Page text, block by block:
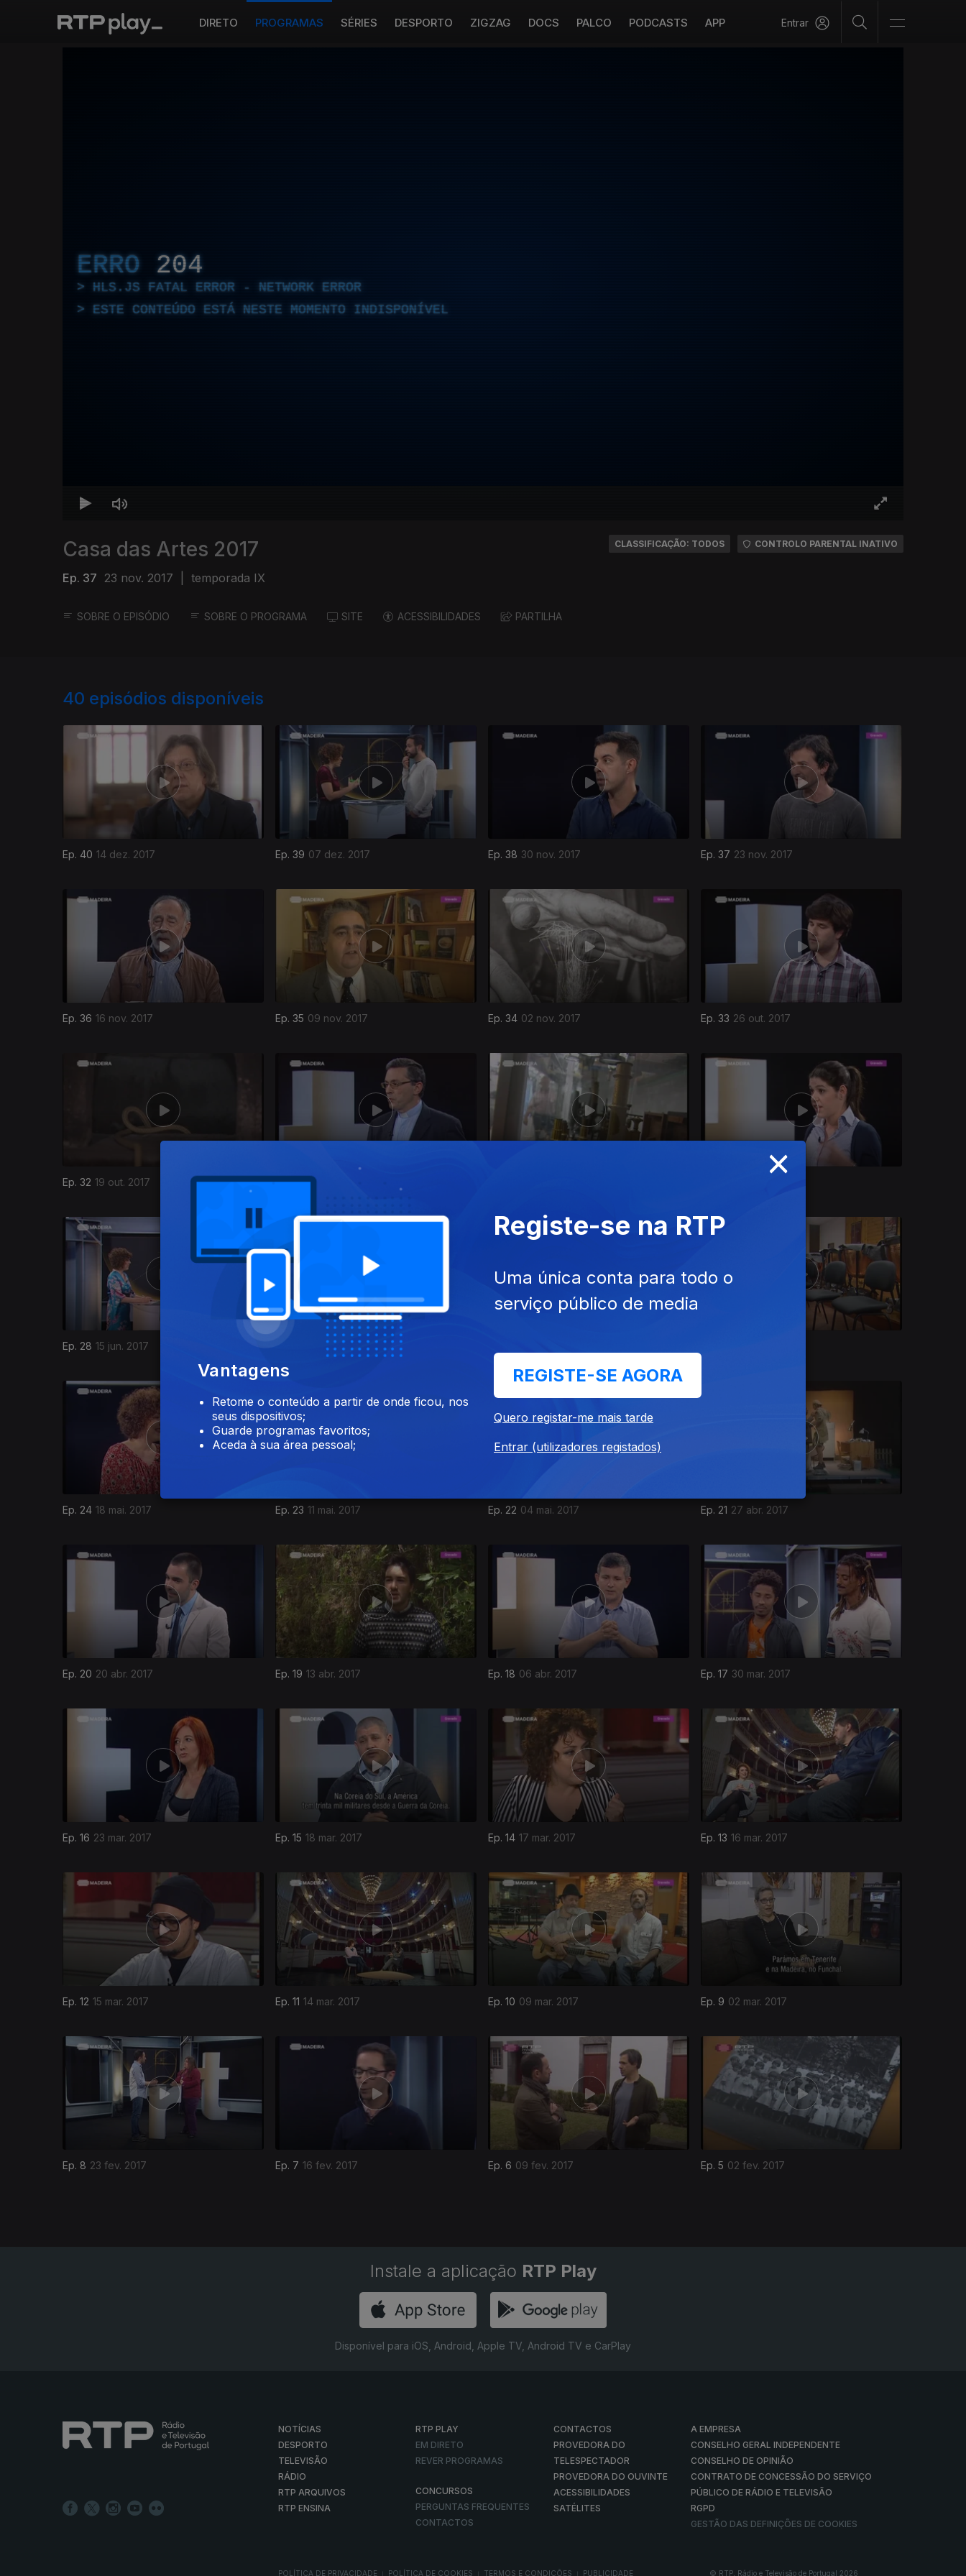
DIRETO PROGRAMAS SÉRIES DESPORTO ZIGZAG DOCS PALCO PODCASTS APP Entrar
ERRO 204
HLS.JS FATAL ERROR - NETWORK ERROR
ESTE CONTEÚDO ESTÁ NESTE MOMENTO INDISPONÍVEL
Casa das Artes 2017
Ep. 37 23 nov. 2017 temporada IX
CLASSIFICAÇÃO: TODOS CONTROLO PARENTAL INATIVO
SOBRE O EPISÓDIO SOBRE O PROGRAMA SITE ACESSIBILIDADES PARTILHA
40 episódios disponíveis
Ep. 40 14 dez. 2017 Ep. 39 07 dez. 2017 Ep. 38 30 nov. 2017 Ep. 37 23 nov. 2017
Ep. 36 16 nov. 2017 Ep. 35 09 nov. 2017 Ep. 34 02 nov. 2017 Ep. 33 26 out. 2017
Ep. 32 19 out. 2017 Ep. 31 12 out. 2017
294878
Ep. 28 15 jun. 2017 08 jun. 2017
Ep. 24 18 mai. 2017 Ep. 23 11 mai. 2017 Ep. 22 04 mai. 2017 Ep. 21 27 abr. 2017
Ep. 20 20 abr. 2017 Ep. 19 13 abr. 2017 Ep. 18 06 abr. 2017 Ep. 17 30 mar. 2017
281376
Ep. 16 23 mar. 2017 Ep. 15 18 mar. 2017 Ep. 14 17 mar. 2017 Ep. 13 16 mar. 2017
Ep. 12 15 mar. 2017 Ep. 11 14 mar. 2017 Ep. 10 09 mar. 2017 Ep. 9 02 mar. 2017
Ep. 8 23 fev. 2017 Ep. 7 16 fev. 2017 Ep. 6 09 fev. 2017 Ep. 5 02 fev. 2017
271817
Instale a aplicação RTP Play
Disponível para iOS, Android, Apple TV, Android TV e CarPlay
NOTÍCIAS
DESPORTO
TELEVISÃO
RÁDIO
RTP ARQUIVOS
RTP ENSINA
RTP PLAY
EM DIRETO
REVER PROGRAMAS
CONCURSOS
PERGUNTAS FREQUENTES
CONTACTOS
CONTACTOS
PROVEDORA DO
TELESPECTADOR
PROVEDORA DO OUVINTE
ACESSIBILIDADES
SATÉLITES
A EMPRESA
CONSELHO GERAL INDEPENDENTE
CONSELHO DE OPINIÃO
CONTRATO DE CONCESSÃO DO SERVIÇO
PÚBLICO DE RÁDIO E TELEVISÃO
RGPD
GESTÃO DAS DEFINIÇÕES DE COOKIES
POLÍTICA DE PRIVACIDADE POLÍTICA DE COOKIES TERMOS E CONDIÇÕES PUBLICIDADE © RTP, Rádio e Televisão de Portugal 2026
×
Vantagens
Retome o conteúdo a partir de onde ficou, nos
seus dispositivos;
Guarde programas favoritos;
Aceda à sua área pessoal;
Registe-se na RTP
Uma única conta para todo o
serviço público de media
REGISTE-SE AGORA
Quero registar-me mais tarde
Entrar (utilizadores registados)